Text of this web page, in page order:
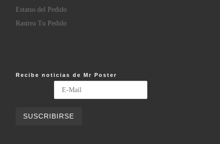
Estatus del Pedido
Rastrea Tu Pedido
Recibe noticias de Mr Poster